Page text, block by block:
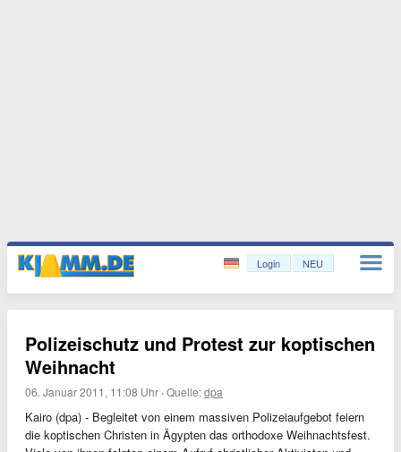
Login NEU
Polizeischutz und Protest zur koptischen
Weihnacht
06. Januar 2011, 11:08 Uhr ·Quelle:dpa
Kairo (dpa) - Begleitet von einem massiven Polizeiaufgebot feiern
die koptischen Christen in Ägypten das orthodoxe Weihnachtsfest.